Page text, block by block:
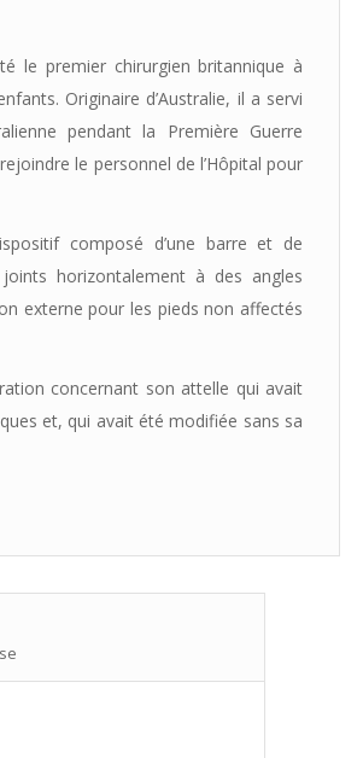
le premier chirurgien britannique à
Originaire d’Australie, il a servi
pendant la Première Guerre
le personnel de l’Hôpital pour
composé d’une barre et de
horizontalement à des angles
externe pour les pieds non affectés
concernant son attelle qui avait
et, qui avait été modifiée sans sa